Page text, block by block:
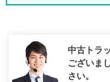
中古トラ
ございま
さい。